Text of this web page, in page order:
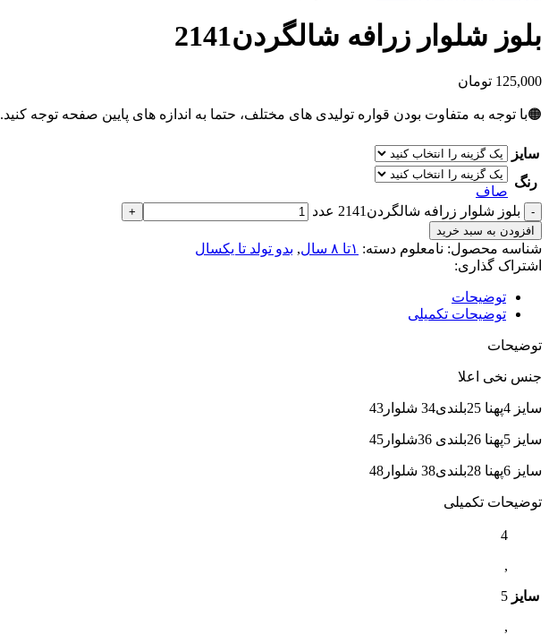
بلوز شلوار زرافه شالگردن2141
125,000 تومان
🟠با توجه به متفاوت بودن قواره تولیدی های مختلف، حتما به اندازه های پایین صفحه توجه کنید.
سایز
رنگ
صاف
بلوز شلوار زرافه شالگردن2141 عدد
افزودن به سبد خرید
شناسه محصول: نامعلوم دسته: ۱تا ۸ سال , بدو تولد تا یکسال
اشتراک گذاری:
توضیحات
توضیحات تکمیلی
توضیحات
جنس نخی اعلا
سایز 4پهنا 25بلندی34 شلوار43
سایز 5پهنا 26بلندی 36شلوار45
سایز 6پهنا 28بلندی38 شلوار48
توضیحات تکمیلی
سایز
4
,
5
,